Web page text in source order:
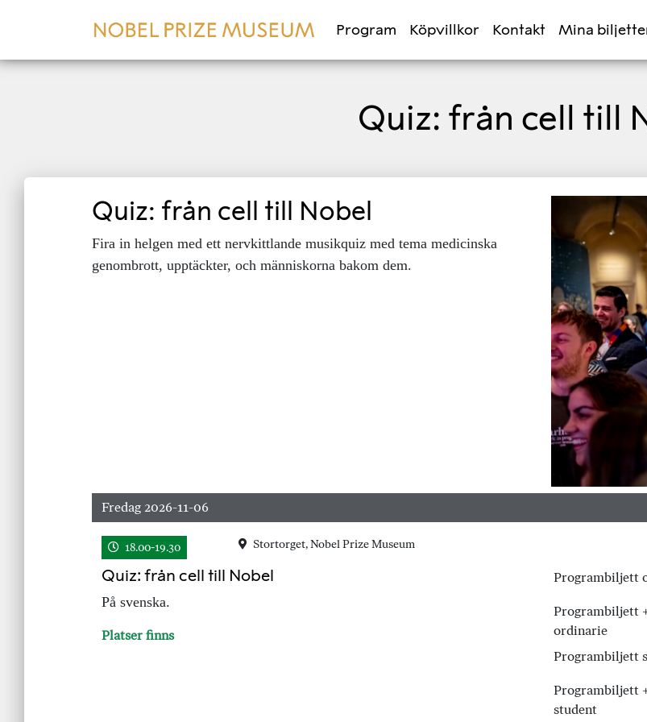
Program Köpvillkor Kontakt Mina
Quiz: från cell till
Quiz: från cell till Nobel
Fira in helgen med ett nervkittlande musikquiz med tema medicinska
genombrott, upptäckter, och människorna bakom dem.
Fredag 2026-11-06
18.00-19.30 Stortorget, Nobel Prize Museum
Quiz: från cell till Nobel
På svenska.
Platser finns
Programbiljett
Programbiljett
ordinarie
Programbiljett
Programbiljett
student